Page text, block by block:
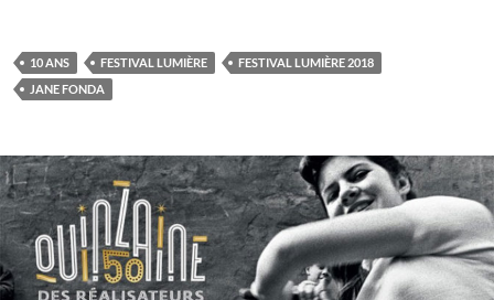
10 ANS FESTIVAL LUMIÈRE
FESTIVAL LUMIÈRE 2018
JANE FONDA